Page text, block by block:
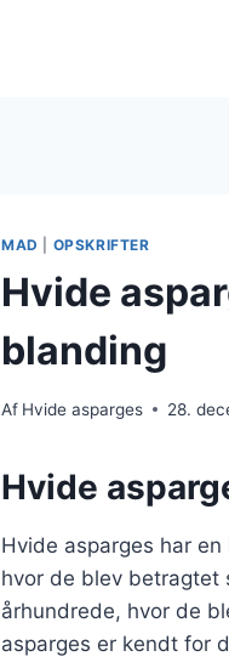
MAD OPSKRIFTER
Hvide
blanding
Af Hvide asparges 28.
Hvide
Hvide asparges har
hvor de blev betragtet
århundrede, hvor de
asparges er kendt for